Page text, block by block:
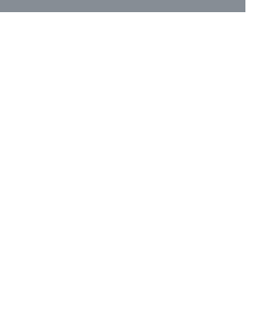
меня на этом
пароль?